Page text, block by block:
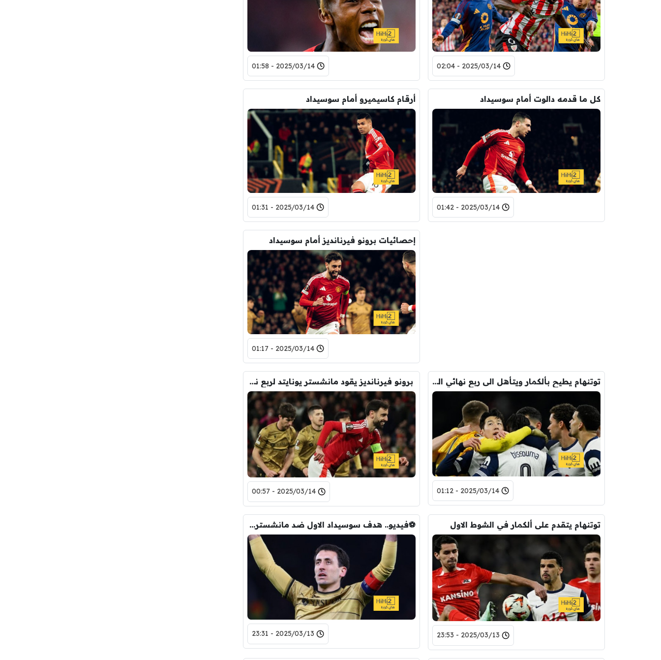
2025/03/14 - 02:04
2025/03/14 - 01:58
كل ما قدمه دالوت أمام سوسيداد
2025/03/14 - 01:42
أرقام كاسيميرو أمام سوسيداد
2025/03/14 - 01:31
إحصائيات برونو فيرنانديز أمام سوسيداد
2025/03/14 - 01:17
توتنهام يطيح بألكمار ويتأهل الى ربع نهائي الدوري الاوروبي
2025/03/14 - 01:12
برونو فيرنانديز يقود مانشستر يونايتد لربع نهائي الدوري الاوروبي
2025/03/14 - 00:57
توتنهام يتقدم على ألكمار في الشوط الاول
2025/03/13 - 23:53
⚽فيديو.. هدف سوسيداد الاول ضد مانشستر يونايتد
2025/03/13 - 23:31